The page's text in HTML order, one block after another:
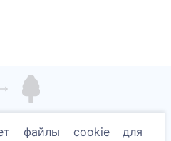
далее
файлы cookie для